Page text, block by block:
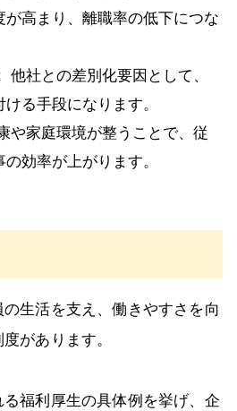
が高まり、離職率の低下につな
他社との差別化要因として、
る手段になります。
や家庭環境が整うことで、従
効率が上がります。
生活を支え、働きやすさを向
があります。
福利厚生の具体例を挙げ、企